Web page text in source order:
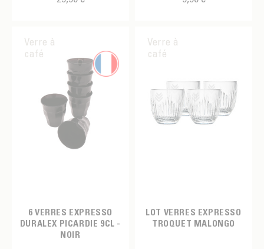
Verre à
café
6 VERRES EXPRESSO
DURALEX PICARDIE 9CL -
NOIR
Verre à
café
LOT VERRES EXPRESSO
TROQUET MALONGO